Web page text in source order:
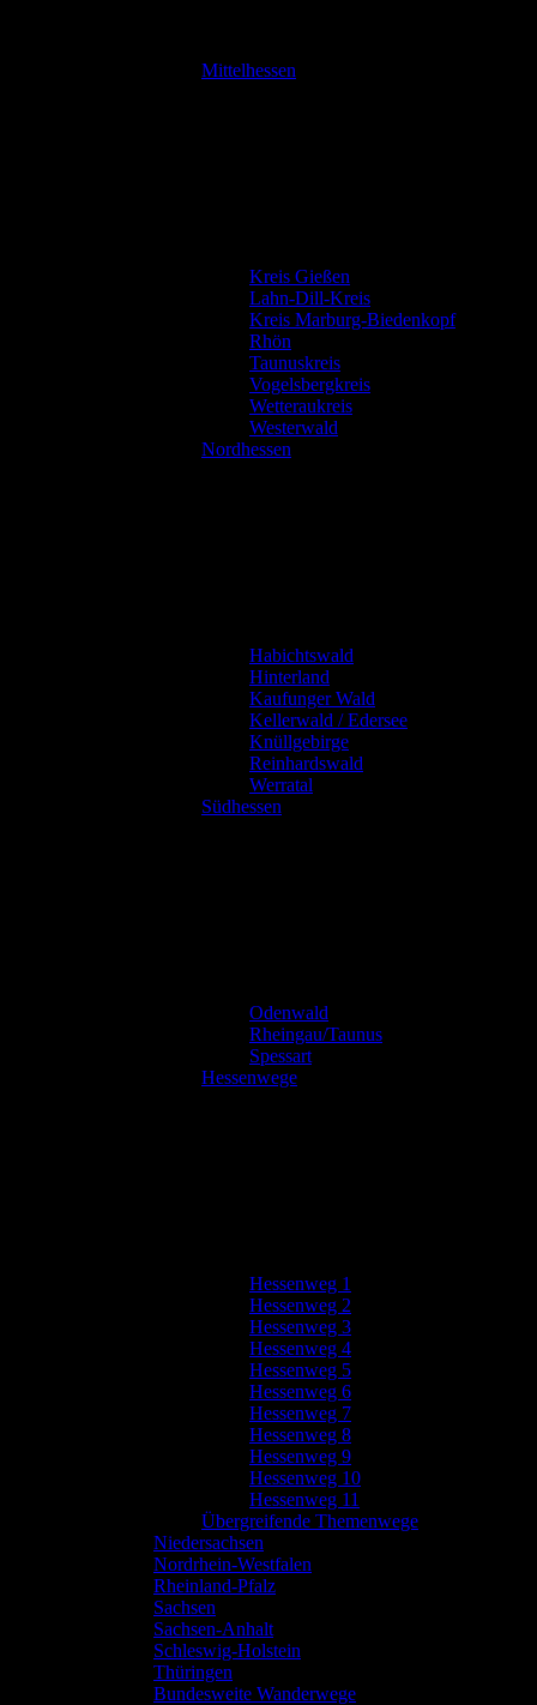
Mittelhessen
Kreis Gießen
Lahn-Dill-Kreis
Kreis Marburg-Biedenkopf
Rhön
Taunuskreis
Vogelsbergkreis
Wetteraukreis
Westerwald
Nordhessen
Habichtswald
Hinterland
Kaufunger Wald
Kellerwald / Edersee
Knüllgebirge
Reinhardswald
Werratal
Südhessen
Odenwald
Rheingau/Taunus
Spessart
Hessenwege
Hessenweg 1
Hessenweg 2
Hessenweg 3
Hessenweg 4
Hessenweg 5
Hessenweg 6
Hessenweg 7
Hessenweg 8
Hessenweg 9
Hessenweg 10
Hessenweg 11
Übergreifende Themenwege
Niedersachsen
Nordrhein-Westfalen
Rheinland-Pfalz
Sachsen
Sachsen-Anhalt
Schleswig-Holstein
Thüringen
Bundesweite Wanderwege